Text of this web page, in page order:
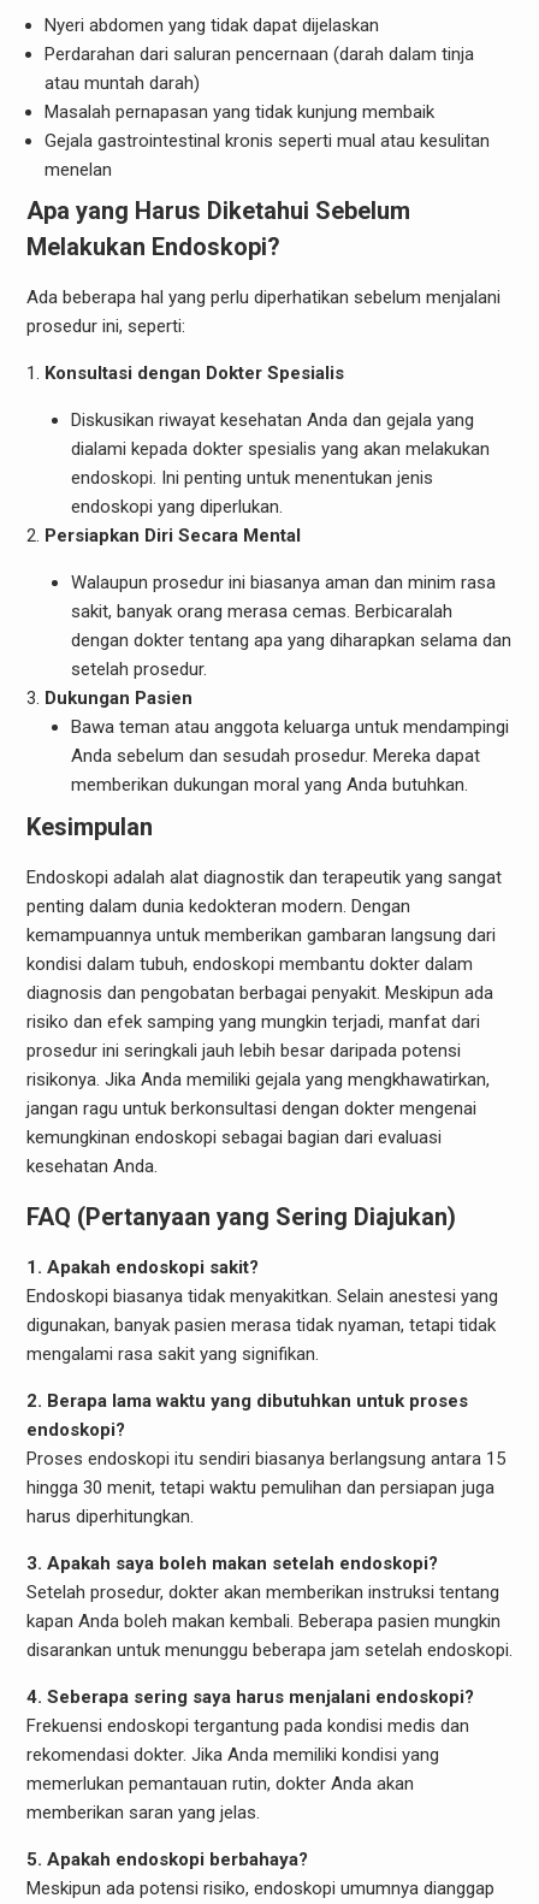
Nyeri abdomen yang tidak dapat dijelaskan
Perdarahan dari saluran pencernaan (darah dalam tinja
atau muntah darah)
Masalah pernapasan yang tidak kunjung membaik
Gejala gastrointestinal kronis seperti mual atau kesulitan
menelan
Apa yang Harus Diketahui Sebelum
Melakukan Endoskopi?
Ada beberapa hal yang perlu diperhatikan sebelum menjalani
prosedur ini, seperti:
Konsultasi dengan Dokter Spesialis
Diskusikan riwayat kesehatan Anda dan gejala yang
dialami kepada dokter spesialis yang akan melakukan
endoskopi. Ini penting untuk menentukan jenis
endoskopi yang diperlukan.
Persiapkan Diri Secara Mental
Walaupun prosedur ini biasanya aman dan minim rasa
sakit, banyak orang merasa cemas. Berbicaralah
dengan dokter tentang apa yang diharapkan selama dan
setelah prosedur.
Dukungan Pasien
Bawa teman atau anggota keluarga untuk mendampingi
Anda sebelum dan sesudah prosedur. Mereka dapat
memberikan dukungan moral yang Anda butuhkan.
Kesimpulan
Endoskopi adalah alat diagnostik dan terapeutik yang sangat
penting dalam dunia kedokteran modern. Dengan
kemampuannya untuk memberikan gambaran langsung dari
kondisi dalam tubuh, endoskopi membantu dokter dalam
diagnosis dan pengobatan berbagai penyakit. Meskipun ada
risiko dan efek samping yang mungkin terjadi, manfat dari
prosedur ini seringkali jauh lebih besar daripada potensi
risikonya. Jika Anda memiliki gejala yang mengkhawatirkan,
jangan ragu untuk berkonsultasi dengan dokter mengenai
kemungkinan endoskopi sebagai bagian dari evaluasi
kesehatan Anda.
FAQ (Pertanyaan yang Sering Diajukan)
1. Apakah endoskopi sakit?
Endoskopi biasanya tidak menyakitkan. Selain anestesi yang
digunakan, banyak pasien merasa tidak nyaman, tetapi tidak
mengalami rasa sakit yang signifikan.
2. Berapa lama waktu yang dibutuhkan untuk proses
endoskopi?
Proses endoskopi itu sendiri biasanya berlangsung antara 15
hingga 30 menit, tetapi waktu pemulihan dan persiapan juga
harus diperhitungkan.
3. Apakah saya boleh makan setelah endoskopi?
Setelah prosedur, dokter akan memberikan instruksi tentang
kapan Anda boleh makan kembali. Beberapa pasien mungkin
disarankan untuk menunggu beberapa jam setelah endoskopi.
4. Seberapa sering saya harus menjalani endoskopi?
Frekuensi endoskopi tergantung pada kondisi medis dan
rekomendasi dokter. Jika Anda memiliki kondisi yang
memerlukan pemantauan rutin, dokter Anda akan
memberikan saran yang jelas.
5. Apakah endoskopi berbahaya?
Meskipun ada potensi risiko, endoskopi umumnya dianggap